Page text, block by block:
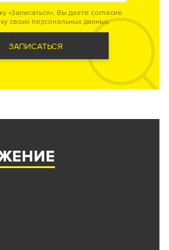
«Записаться», Вы даете согласие
своих персональных данных.
ЗАПИСАТЬСЯ